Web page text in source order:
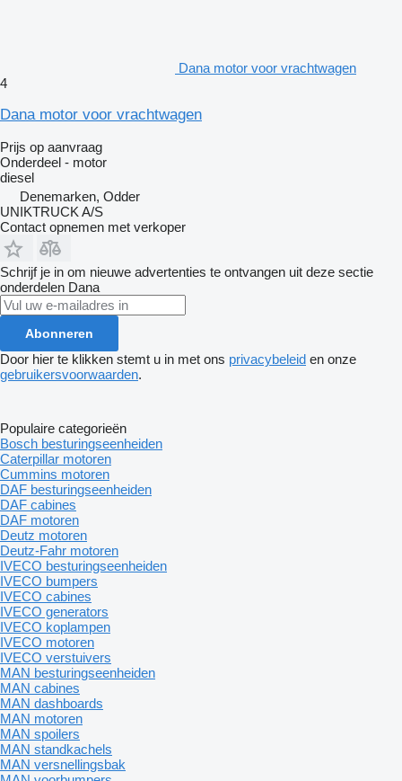
Dana motor voor vrachtwagen
4
Dana motor voor vrachtwagen
Prijs op aanvraag
Onderdeel - motor
diesel
Denemarken, Odder
UNIKTRUCK A/S
Contact opnemen met verkoper
Schrijf je in om nieuwe advertenties te ontvangen uit deze sectie
onderdelen Dana
Abonneren
Door hier te klikken stemt u in met ons privacybeleid en onze
gebruikersvoorwaarden.
Populaire categorieën
Bosch besturingseenheiden
Caterpillar motoren
Cummins motoren
DAF besturingseenheiden
DAF cabines
DAF motoren
Deutz motoren
Deutz-Fahr motoren
IVECO besturingseenheiden
IVECO bumpers
IVECO cabines
IVECO generators
IVECO koplampen
IVECO motoren
IVECO verstuivers
MAN besturingseenheiden
MAN cabines
MAN dashboards
MAN motoren
MAN spoilers
MAN standkachels
MAN versnellingsbak